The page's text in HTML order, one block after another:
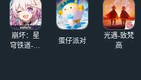
崩坏：星
穹铁道-4.4
蛋仔派对
光遇-致梵
高